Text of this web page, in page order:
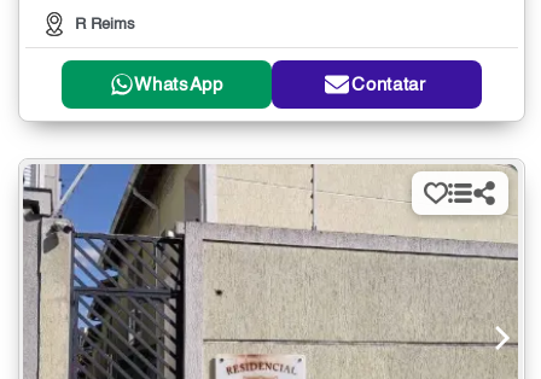
R Reims
WhatsApp Contatar